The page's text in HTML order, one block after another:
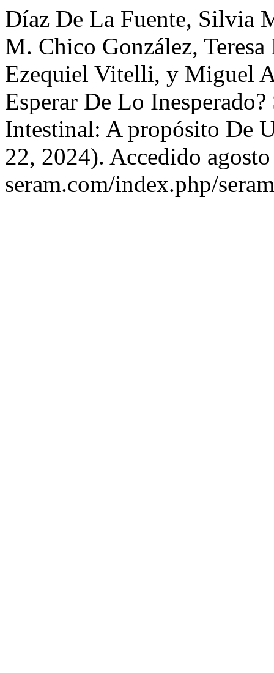
Díaz De La Fuente, Silvia
M. Chico González,
Ezequiel Vitelli, y Miguel
Esperar De Lo
Intestinal: A propósito De
22, 2024). Accedido
seram.com/index.php/